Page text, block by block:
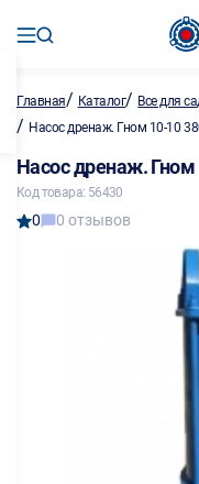
Главная/ Каталог/ Все для
/ Насос дренаж. Гном 10-10
Насос дренаж. Гном
Код товара: 56430
0 0 отзывов